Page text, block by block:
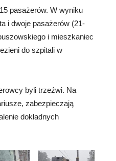
pasażerów. W wyniku
i dwoje pasażerów (21-
i mieszkaniec
do szpitali w
byli trzeźwi. Na
zabezpieczają
dokładnych